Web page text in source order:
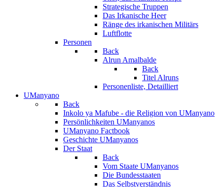
Strategische Truppen
Das Irkanische Heer
Ränge des irkanischen Militärs
Luftflotte
Personen
Back
Alrun Amalbalde
Back
Titel Alruns
Personenliste, Detailliert
UManyano
Back
Inkolo ya Mafube - die Religion von UManyano
Persönlichkeiten UManyanos
UManyano Factbook
Geschichte UManyanos
Der Staat
Back
Vom Staate UManyanos
Die Bundesstaaten
Das Selbstverständnis